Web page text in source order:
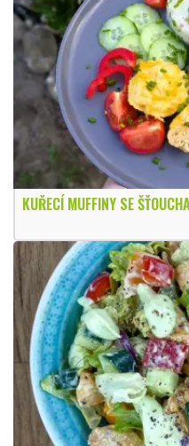
KUŘECÍ MUFFINY SE